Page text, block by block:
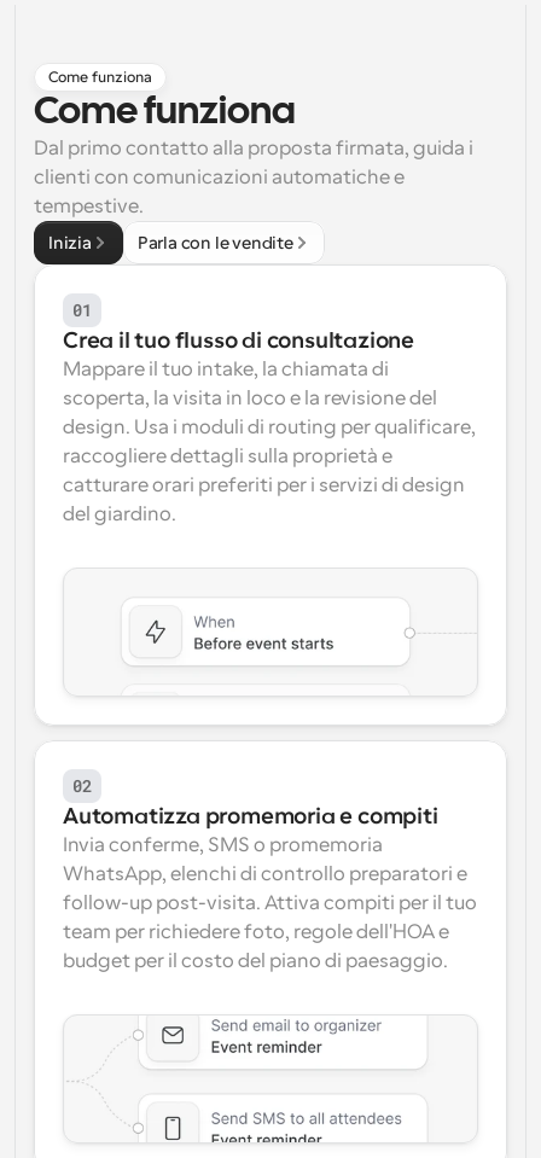
Programmazione potenziata con chiamate
supportate dall'IA
Automatizzare la pianificazione e i promemoria
Blog
Rimani aggiornato con le ultime notizie e aggiornamenti
Riunioni Instantanee
Incontrare i clienti in pochi minuti
Link di Gruppo Dinamico
Prenota senza sforzo riunioni con più persone
Webhook
Ricevi una notifica quando succede qualcosa
Come funziona
Come funziona
Dal primo contatto alla proposta firmata, guida i
clienti con comunicazioni automatiche e
tempestive.
Inizia Parla con le vendite
01
Crea il tuo flusso di consultazione
Mappare il tuo intake, la chiamata di
scoperta, la visita in loco e la revisione del
design. Usa i moduli di routing per qualificare,
raccogliere dettagli sulla proprietà e
catturare orari preferiti per i servizi di design
del giardino.
02
Automatizza promemoria e compiti
Invia conferme, SMS o promemoria
WhatsApp, elenchi di controllo preparatori e
follow-up post-visita. Attiva compiti per il tuo
team per richiedere foto, regole dell'HOA e
budget per il costo del piano di paesaggio.